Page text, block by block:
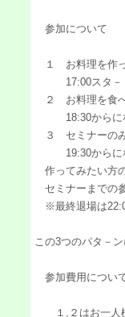
参加について
１ お料理を作っ
17:00スタ－ト
２ お料理を食
18:30からにな
３ セミナ
19:30からにな
作ってみたい方
セミナーまでの
※最終退場は
この3つのパタ－ン
参加費用につい
１,２はお一人